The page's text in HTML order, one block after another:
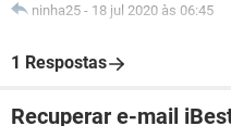
ninha25 - 18 jul 2020 às 06:45
1 Respostas
Recuperar e-mail